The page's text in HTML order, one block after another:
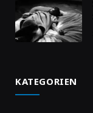
KATEGORIEN